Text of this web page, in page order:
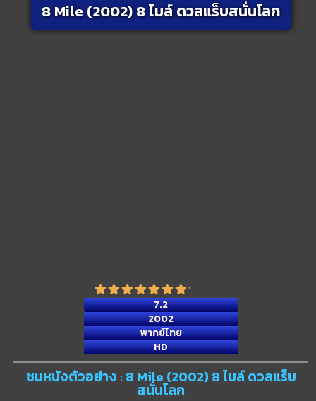
8 Mile (2002) 8 ไมล์ ดวลแร็บสนั่นโลก
7.2
2002
พากย์ไทย
HD
ชมหนังตัวอย่าง : 8 Mile (2002) 8 ไมล์ ดวลแร็บ
สนั่นโลก